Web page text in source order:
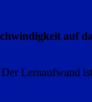
auf
Lernaufwand